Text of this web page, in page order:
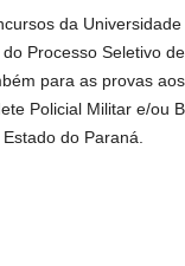
da
do Processo Seletivo
para as provas
Policial Militar e/ou
do Paraná.